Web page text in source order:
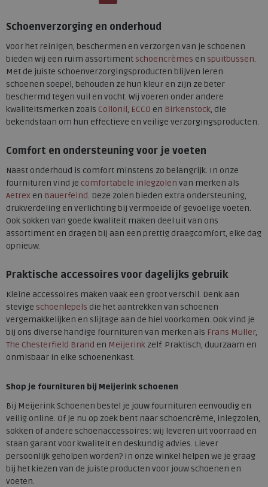
Schoenverzorging en onderhoud
Voor het reinigen, beschermen en verzorgen van je schoenen
bieden wij een ruim assortiment schoencrèmes en spuitbussen.
Met de juiste schoenverzorgingsproducten blijven leren
schoenen soepel, behouden ze hun kleur en zijn ze beter
beschermd tegen vuil en vocht. Wij voeren onder andere
kwaliteitsmerken zoals Collonil, ECCO en Birkenstock, die
bekendstaan om hun effectieve en veilige verzorgingsproducten.
Comfort en ondersteuning voor je voeten
Naast onderhoud is comfort minstens zo belangrijk. In onze
fournituren vind je comfortabele inlegzolen van merken als
Aetrex en Bauerfeind. Deze zolen bieden extra ondersteuning,
drukverdeling en verlichting bij vermoeide of gevoelige voeten.
Ook sokken van goede kwaliteit maken deel uit van ons
assortiment en dragen bij aan een prettig draagcomfort, elke dag
opnieuw.
Praktische accessoires voor dagelijks gebruik
Kleine accessoires maken vaak een groot verschil. Denk aan
stevige schoenlepels die het aantrekken van schoenen
vergemakkelijken en slijtage aan de hiel voorkomen. Ook vind je
bij ons diverse handige fournituren van merken als Frans Muller,
The Chesterfield Brand en Meijerink zelf. Praktisch, duurzaam en
onmisbaar in elke schoenenkast.
Shop je fournituren bij Meijerink schoenen
Bij Meijerink Schoenen bestel je jouw fournituren eenvoudig en
veilig online. Of je nu op zoek bent naar schoencrème, inlegzolen,
sokken of andere schoenaccessoires: wij leveren uit voorraad en
staan garant voor kwaliteit en deskundig advies. Liever
persoonlijk geholpen worden? In onze winkel helpen we je graag
bij het kiezen van de juiste producten voor jouw schoenen en
voeten.